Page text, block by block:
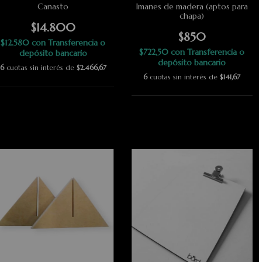
Canasto
$14.800
$12.580con Transferencia o
depósito bancario
6 cuotas sin interés de $2.466,67
Imanes de madera (aptos para
chapa)
$850
$722,50con Transferencia o
depósito bancario
6 cuotas sin interés de$141,67